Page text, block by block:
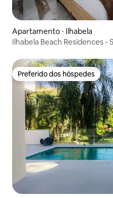
Apartamento ⋅ Ilhabela
Ilhabela Beach Residences -
Preferido dos hóspedes
Preferido dos hóspedes